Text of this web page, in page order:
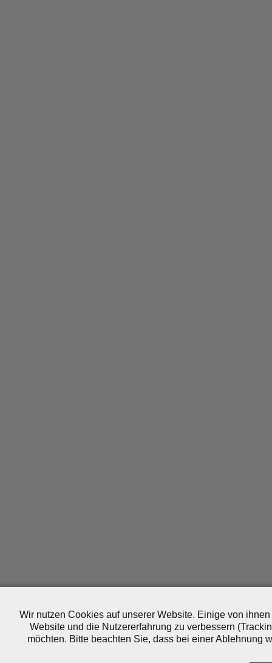
Wir nutzen Cookies auf unserer Website. Einige von
Website und die Nutzererfahrung zu verbessern
möchten. Bitte beachten Sie, dass bei einer Ablehnung